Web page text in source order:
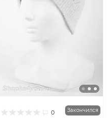
0 Закончился